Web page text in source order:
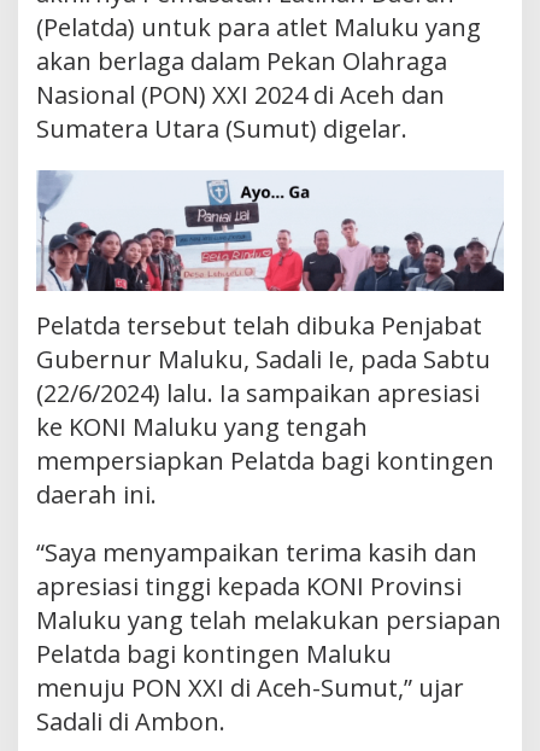
(Pelatda) untuk para atlet Maluku yang
akan berlaga dalam Pekan Olahraga
Nasional (PON) XXI 2024 di Aceh dan
Sumatera Utara (Sumut) digelar.
Pelatda tersebut telah dibuka Penjabat
Gubernur Maluku, Sadali Ie, pada Sabtu
(22/6/2024) lalu. Ia sampaikan apresiasi
ke KONI Maluku yang tengah
mempersiapkan Pelatda bagi kontingen
daerah ini.
“Saya menyampaikan terima kasih dan
apresiasi tinggi kepada KONI Provinsi
Maluku yang telah melakukan persiapan
Pelatda bagi kontingen Maluku
menuju PON XXI di Aceh-Sumut,” ujar
Sadali di Ambon.